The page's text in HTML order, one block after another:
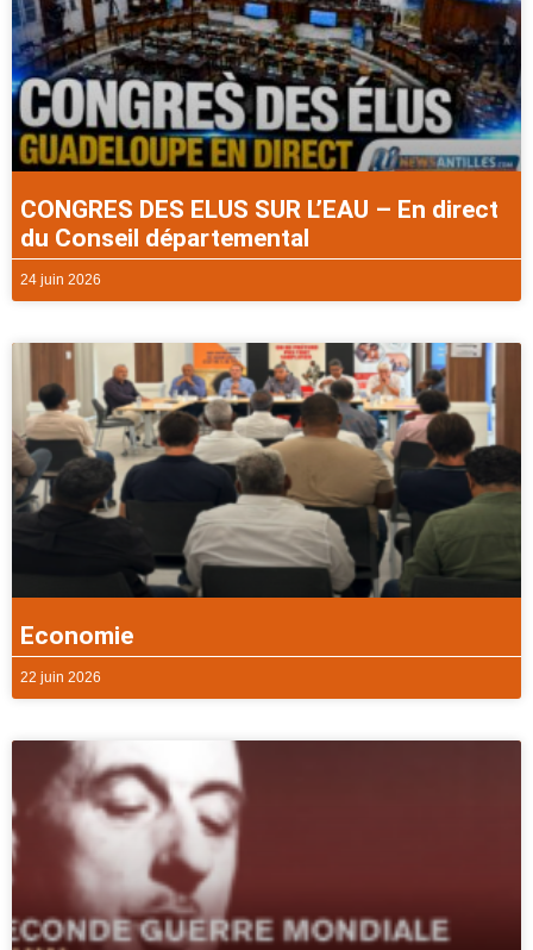
CONGRES DES ELUS SUR L’EAU – En direct
du Conseil départemental
24 juin 2026
Economie
22 juin 2026